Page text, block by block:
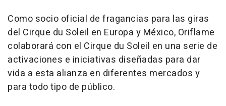
Como socio oficial de fragancias para las giras
del Cirque du Soleil en Europa y México, Oriflame
colaborará con el Cirque du Soleil en una serie de
activaciones e iniciativas diseñadas para dar
vida a esta alianza en diferentes mercados y
para todo tipo de público.